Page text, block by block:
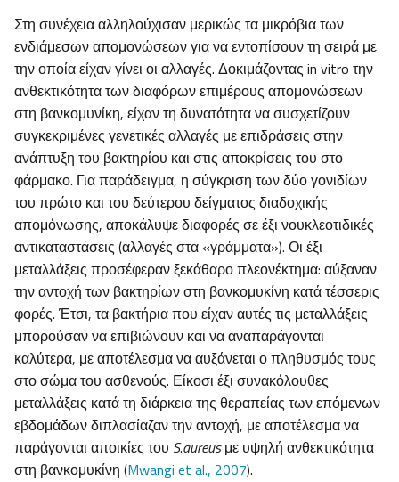
Στη συνέχεια αλληλούχισαν μερικώς τα μικρόβια των
ενδιάμεσων απομονώσεων για να εντοπίσουν τη σειρά με
την οποία είχαν γίνει οι αλλαγές. Δοκιμάζοντας in vitro την
ανθεκτικότητα των διαφόρων επιμέρους απομονώσεων
στη βανκομυνίκη, είχαν τη δυνατότητα να συσχετίζουν
συγκεκριμένες γενετικές αλλαγές με επιδράσεις στην
ανάπτυξη του βακτηρίου και στις αποκρίσεις του στο
φάρμακο. Για παράδειγμα, η σύγκριση των δύο γονιδίων
του πρώτο και του δεύτερου δείγματος διαδοχικής
απομόνωσης, αποκάλυψε διαφορές σε έξι νουκλεοτιδικές
αντικαταστάσεις (αλλαγές στα «γράμματα»). Οι έξι
μεταλλάξεις προσέφεραν ξεκάθαρο πλεονέκτημα: αύξαναν
την αντοχή των βακτηρίων στη βανκομυκίνη κατά τέσσερις
φορές. Έτσι, τα βακτήρια που είχαν αυτές τις μεταλλάξεις
μπορούσαν να επιβιώνουν και να αναπαράγονται
καλύτερα, με αποτέλεσμα να αυξάνεται ο πληθυσμός τους
στο σώμα του ασθενούς. Είκοσι έξι συνακόλουθες
μεταλλάξεις κατά τη διάρκεια της θεραπείας των επόμενων
εβδομάδων διπλασίαζαν την αντοχή, με αποτέλεσμα να
παράγονται αποικίες του S.aureusμε υψηλή ανθεκτικότητα
στη βανκομυκίνη (Mwangi et al., 2007).